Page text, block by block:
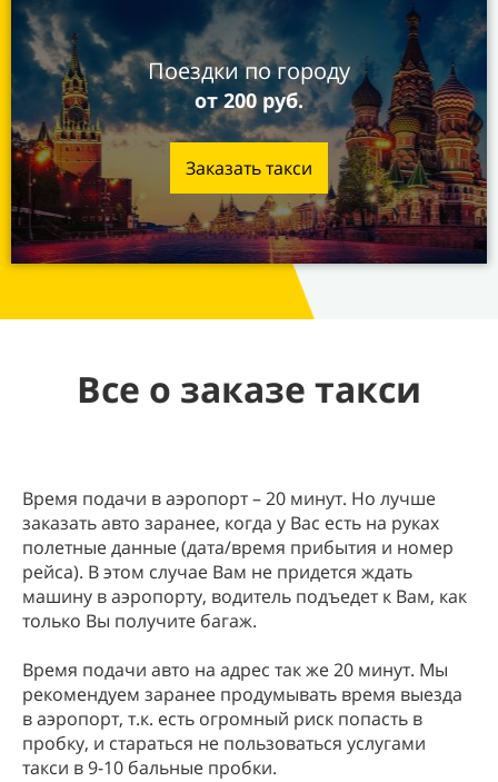
Поездки по городу
от 200 руб.
Заказать такси
Все о заказе такси
Время подачи в аэропорт – 20 минут. Но лучше
заказать авто заранее, когда у Вас есть на руках
полетные данные (дата/время прибытия и номер
рейса). В этом случае Вам не придется ждать
машину в аэропорту, водитель подъедет к Вам, как
только Вы получите багаж.
Время подачи авто на адрес так же 20 минут. Мы
рекомендуем заранее продумывать время выезда
в аэропорт, т.к. есть огромный риск попасть в
пробку, и стараться не пользоваться услугами
такси в 9-10 бальные пробки.